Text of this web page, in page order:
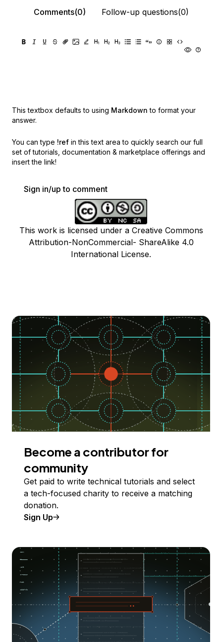
Comments(0) Follow-up questions(0)
This textbox defaults to using Markdown to format your
answer.
You can type !ref in this text area to quickly search our full
set of tutorials, documentation & marketplace offerings and
insert the link!
Sign in/up to comment
This work is licensed under a Creative Commons
Attribution-NonCommercial- ShareAlike 4.0
International License.
Become a contributor for
community
Get paid to write technical tutorials and select
a tech-focused charity to receive a matching
donation.
Sign Up